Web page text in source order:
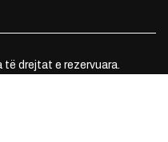
drejtat e rezervuara.